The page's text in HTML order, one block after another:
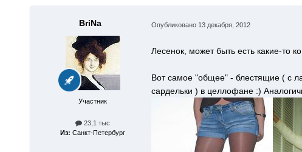
BriNa
Участник
23,1 тыс
Из: Санкт-Петербург
Опубликовано 13 декабря, 2012
Лесенок, может быть есть какие-то
Вот самое "общее" - блестящие ( с
сардельки ) в целлофане :)